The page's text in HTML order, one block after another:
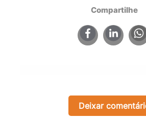
Compartilhe
Deixar